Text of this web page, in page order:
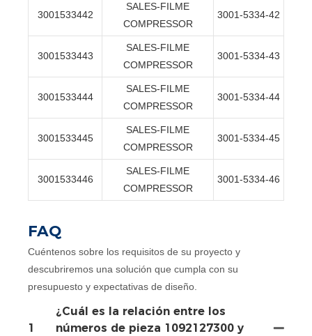
3001533442
SALES-FILME
COMPRESSOR
3001-5334-42
3001533443
SALES-FILME
COMPRESSOR
3001-5334-43
3001533444
SALES-FILME
COMPRESSOR
3001-5334-44
3001533445
SALES-FILME
COMPRESSOR
3001-5334-45
3001533446
SALES-FILME
COMPRESSOR
3001-5334-46
FAQ
Cuéntenos sobre los requisitos de su proyecto y
descubriremos una solución que cumpla con su
presupuesto y expectativas de diseño.
1
¿Cuál es la relación entre los
números de pieza 1092127300 y